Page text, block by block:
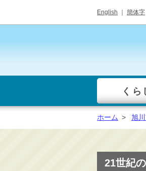
English 簡体字
くら
総合窓口
手続き・届
ホーム > 旭
21世紀